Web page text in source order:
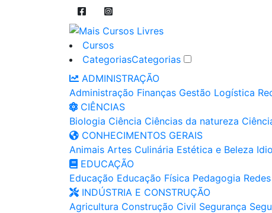
Cursos
CategoriasCategorias
ADMINISTRAÇÃO
Administração Finanças Gestão Logística
CIÊNCIAS
Biologia Ciência Ciências da natureza
CONHECIMENTOS GERAIS
Animais Artes Culinária Estética e Beleza
EDUCAÇÃO
Educação Educação Física Pedagogia
INDÚSTRIA E CONSTRUÇÃO
Agricultura Construção Civil Segurança